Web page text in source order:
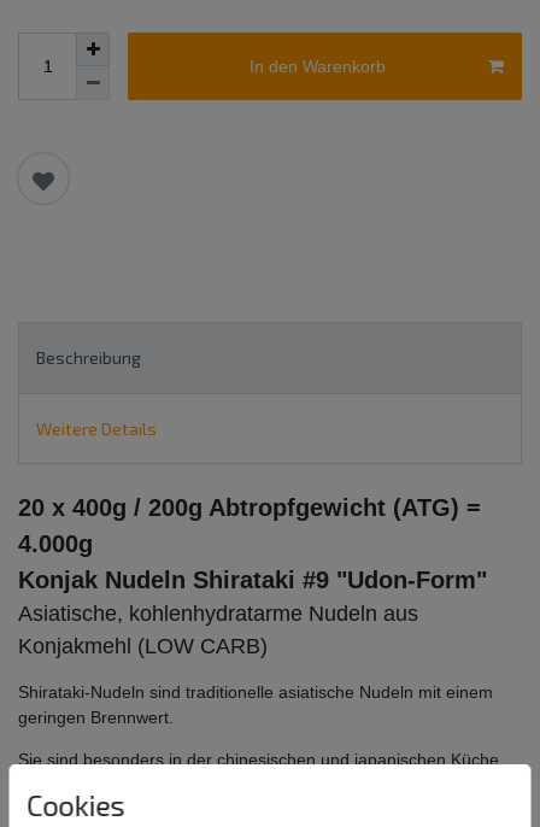
In den Warenkorb
Beschreibung
Weitere Details
20 x 400g / 200g Abtropfgewicht (ATG) =
4.000g
Konjak Nudeln Shirataki #9 "Udon-Form"
Asiatische, kohlenhydratarme Nudeln aus
Konjakmehl (LOW CARB)
Shirataki-Nudeln sind traditionelle asiatische Nudeln mit einem
geringen Brennwert.
Sie sind besonders in der chinesischen und japanischen Küche
Cookies